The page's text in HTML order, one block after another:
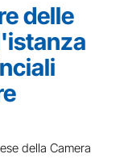
delle
della Camera